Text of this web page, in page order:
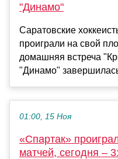
"Динамо"
Саратовские
проиграли на свой
домашняя встреча
"Динамо"
01:00, 15 Ноя
«Спартак»
матчей, сегодня –